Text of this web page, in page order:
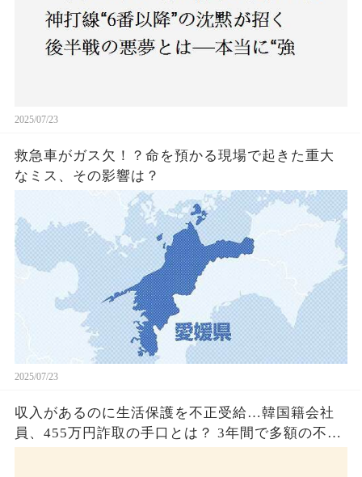
2025/07/23
救急車がガス欠！？命を預かる現場で起きた重大
なミス、その影響は？
2025/07/23
収入があるのに生活保護を不正受給…韓国籍会社
員、455万円詐取の手口とは？ 3年間で多額の不正